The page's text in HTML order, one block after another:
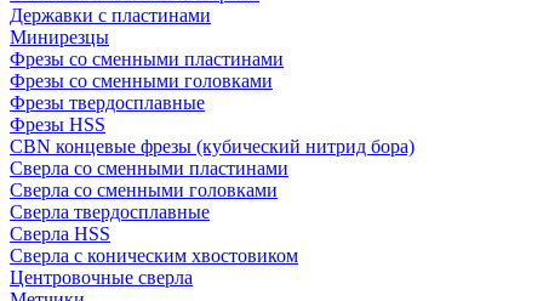
Державки с пластинами
Минирезцы
Фрезы со сменными пластинами
Фрезы со сменными головками
Фрезы твердосплавные
Фрезы HSS
CBN концевые фрезы (кубический нитрид бора)
Сверла со сменными пластинами
Сверла со сменными головками
Сверла твердосплавные
Сверла HSS
Сверла с коническим хвостовиком
Центровочные сверла